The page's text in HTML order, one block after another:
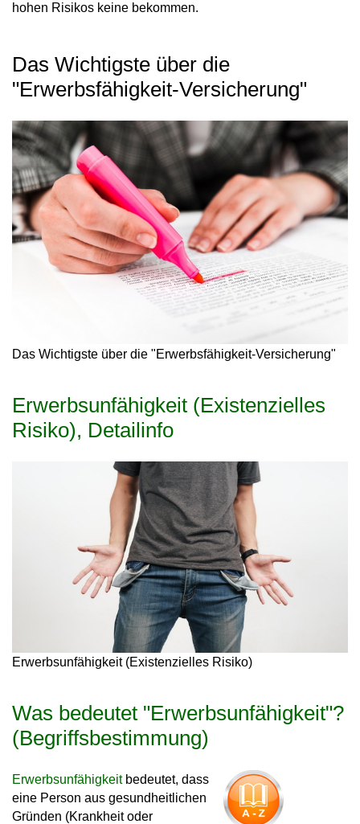
hohen Risikos keine bekommen.
Das Wichtigste über die
"Erwerbsfähigkeit-Versicherung"
Das Wichtigste über die "Erwerbsfähigkeit-Versicherung"
Erwerbsunfähigkeit (Existenzielles
Risiko), Detailinfo
Erwerbsunfähigkeit (Existenzielles Risiko)
Was bedeutet "Erwerbsunfähigkeit"?
(Begriffsbestimmung)
Erwerbsunfähigkeitbedeutet, dass
eine Person aus gesundheitlichen
Gründen (Krankheit oder